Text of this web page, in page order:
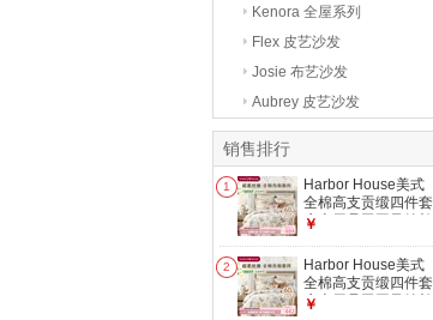
Kenora 全屋系列
Flex 皮艺沙发
Josie 布艺沙发
Aubrey 皮艺沙发
销售排行
1
Harbor House美式
全棉高支贡缎四件套
床上用品田园风纯棉
艺术花鸟【Parrot四
件套】 1.8米 床单款
（被套
220*240cm）
￥
2
Harbor House美式
全棉高支贡缎四件套
床上用品田园风纯棉
￥